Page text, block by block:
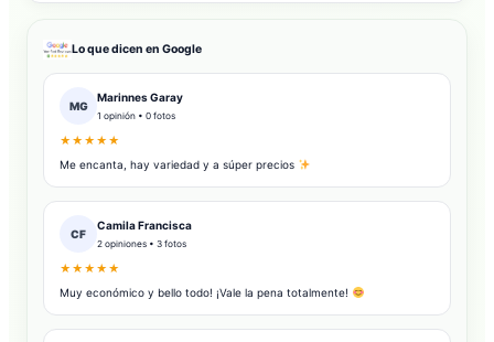
Lo que dicen en Google
MG
Marinnes Garay
1 opinión • 0 fotos
★★★★★
Me encanta, hay variedad y a súper precios
CF
Camila Francisca
2 opiniones • 3 fotos
★★★★★
Muy económico y bello todo! ¡Vale la pena totalmente!